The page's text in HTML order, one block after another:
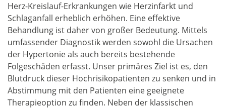
Herz-Kreislauf-Erkrankungen wie Herzinfarkt und
Schlaganfall erheblich erhöhen. Eine effektive
Behandlung ist daher von großer Bedeutung. Mittels
umfassender Diagnostik werden sowohl die Ursachen
der Hypertonie als auch bereits bestehende
Folgeschäden erfasst. Unser primäres Ziel ist es, den
Blutdruck dieser Hochrisikopatienten zu senken und in
Abstimmung mit den Patienten eine geeignete
Therapieoption zu finden. Neben der klassischen